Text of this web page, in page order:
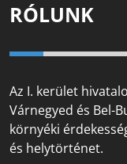
RÓLUNK
Az I. kerület
Várnegyed és Bel-
környéki
és helytörténet.